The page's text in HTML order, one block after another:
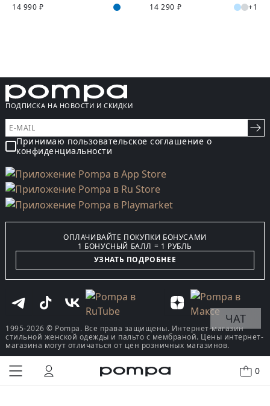
0
КУПИТЬ В ОДИН КЛИК
14 990 ₽
14 290 ₽
+1
ПОДПИСКА НА НОВОСТИ И СКИДКИ
Принимаю пользовательское соглашение о
конфиденциальности
ОПЛАЧИВАЙТЕ ПОКУПКИ БОНУСАМИ
1 БОНУСНЫЙ БАЛЛ = 1 РУБЛЬ
УЗНАТЬ ПОДРОБНЕЕ
1995-2026 © Pompa. Все права защищены. Интернет-магазин
стильной женской одежды и пальто с мембраной. Цены интернет-
магазина могут отличаться от цен розничных магазинов.
ЧАТ